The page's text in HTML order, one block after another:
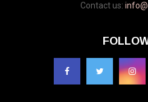
Contact us: